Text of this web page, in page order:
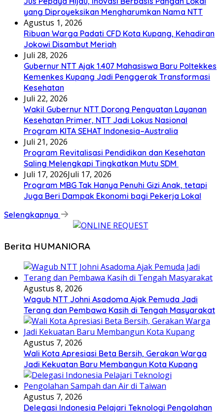
yang Diproyeksikan Mengharumkan Nama NTT
Agustus 1, 2026
Ribuan Warga Padati CFD Kota Kupang, Kehadiran
Jokowi Disambut Meriah
Juli 28, 2026
Gubernur NTT Ajak 1.407 Mahasiswa Baru Poltekkes
Kemenkes Kupang Jadi Penggerak Transformasi
Kesehatan
Juli 22, 2026
Wakil Gubernur NTT Dorong Penguatan Layanan
Kesehatan Primer, NTT Jadi Lokus Nasional
Program KITA SEHAT Indonesia–Australia
Juli 21, 2026
Program Revitalisasi Pendidikan dan Kesehatan
Saling Melengkapi Tingkatkan Mutu SDM
Juli 17, 2026Juli 17, 2026
Program MBG Tak Hanya Penuhi Gizi Anak, tetapi
Juga Beri Dampak Ekonomi bagi Pekerja Lokal
Selengkapnya
Berita HUMANIORA
Agustus 8, 2026
Wagub NTT Johni Asadoma Ajak Pemuda Jadi
Terang dan Pembawa Kasih di Tengah Masyarakat
Agustus 7, 2026
Wali Kota Apresiasi Beta Bersih, Gerakan Warga
Jadi Kekuatan Baru Membangun Kota Kupang
Agustus 7, 2026
Delegasi Indonesia Pelajari Teknologi Pengolahan